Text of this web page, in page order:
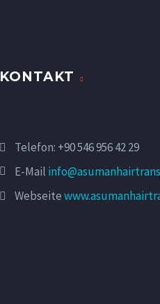
KONTAKT
Telefon: +90 546 956 42 29
E-Mail
Webseite